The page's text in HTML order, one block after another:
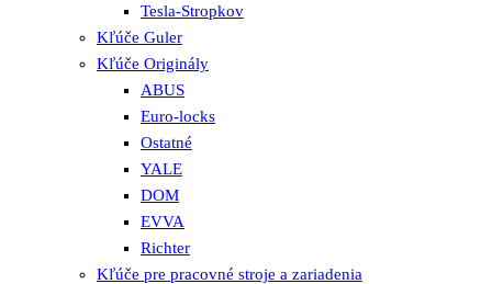
Tesla-Stropkov
Kľúče Guler
Kľúče Originály
ABUS
Euro-locks
Ostatné
YALE
DOM
EVVA
Richter
Kľúče pre pracovné stroje a zariadenia